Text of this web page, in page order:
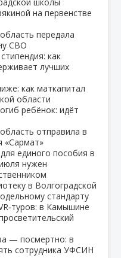
на первенстве
передала
СВО
как
лучших
как маткапитал
области
ребёнок: идёт
отправила в
«Сармат»
единого пособия в
нужен
в Волгоградской
стандарту
в Камышине
— посмертно: в
сотрудника УФСИН